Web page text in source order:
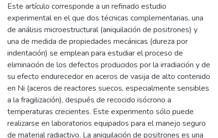
Este artículo corresponde a un refinado estudio
experimental en el que dos técnicas complementarias, una
de análisis microestructural (aniquilación de positrones) y
una de medida de propiedades mecánicas (dureza por
indentación) se emplean para estudiar el proceso de
eliminación de los defectos producidos por la irradiación y de
su efecto endurecedor en aceros de vasija de alto contenido
en Ni (aceros de reactores suecos, especialmente sensibles
a la fragilización), después de recocido isócrono a
temperaturas crecientes. Este experimento sólo puede
realizarse en laboratorios equipados para el manejo seguro
de material radiactivo. La aniquilación de positrones es una